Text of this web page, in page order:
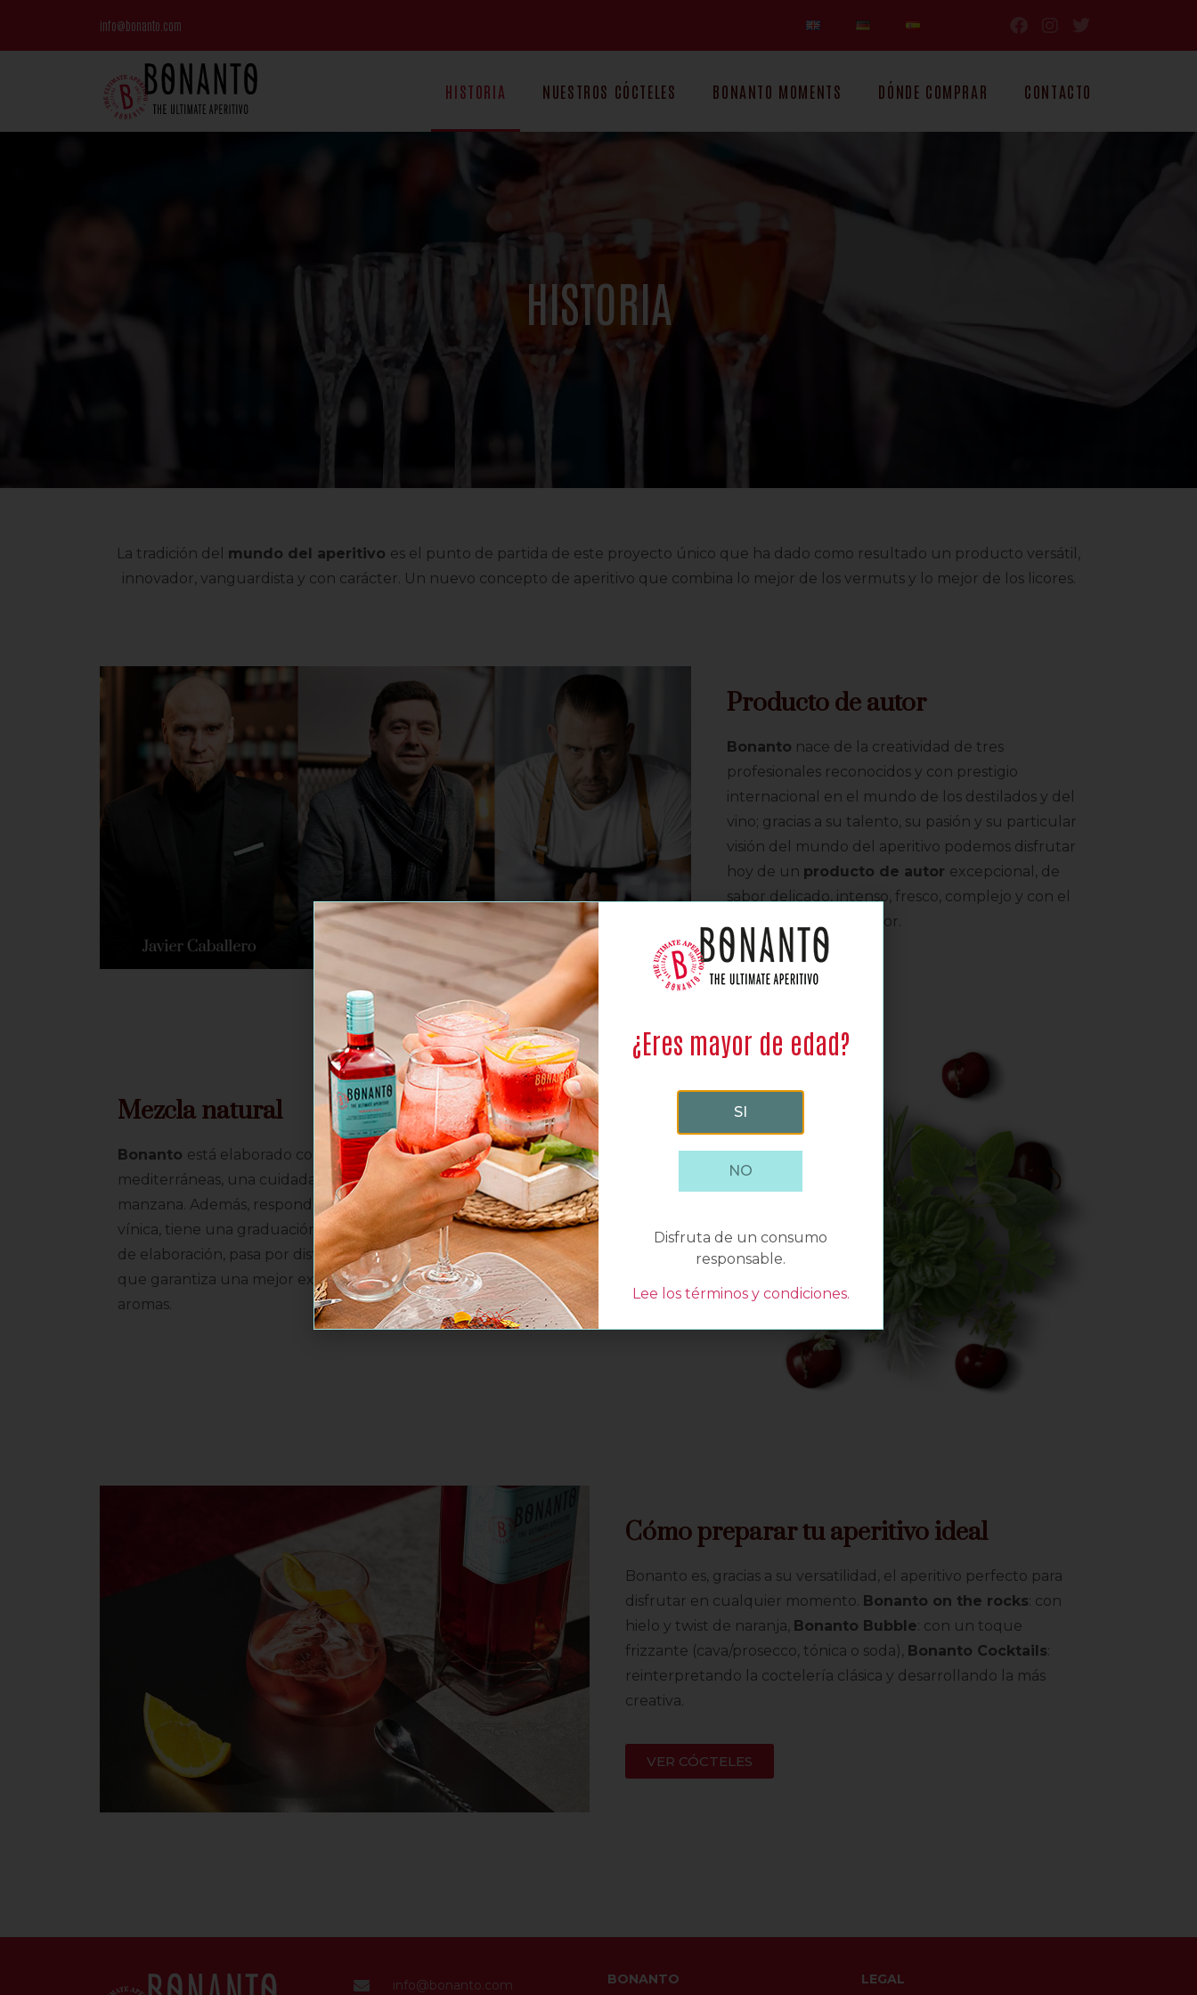
info@bonanto.com
HISTORIA NUESTROS CÓCTELES BONANTO MOMENTS DÓNDE COMPRAR CONTACTO
HISTORIA
La tradición del mundo del aperitivo es el punto de partida de este proyecto único que ha dado como resultado un producto versátil,
innovador, vanguardista y con carácter. Un nuevo concepto de aperitivo que combina lo mejor de los vermuts y lo mejor de los licores.
Producto de autor
Bonanto nace de la creatividad de tres
profesionales reconocidos y con prestigio
internacional en el mundo de los destilados y del
vino; gracias a su talento, su pasión y su particular
visión del mundo del aperitivo podemos disfrutar
hoy de un producto de autor excepcional, de
sabor delicado, intenso, fresco, complejo y con el
punto justo de amargor.
Mezcla natural
Bonanto está elaborado con más de 30 botánicos, plantas aromáticas
mediterráneas, una cuidada selección de cítricos y el destilado de cereza y
manzana. Además, responde a un nuevo concepto de aperitivo con base
vínica, tiene una graduación de 22º y es bajo en azúcar. Durante su proceso
de elaboración, pasa por distintas maceraciones a temperatura ambiente lo
que garantiza una mejor extracción y preservación del frescor y de sus
aromas.
Cómo preparar tu aperitivo ideal
Bonanto es, gracias a su versatilidad, el aperitivo perfecto para
disfrutar en cualquier momento. Bonanto on the rocks: con
hielo y twist de naranja, Bonanto Bubble: con un toque
frizzante (cava/prosecco, tónica o soda), Bonanto Cocktails:
reinterpretando la coctelería clásica y desarrollando la más
creativa.
VER CÓCTELES
info@bonanto.com BONANTO LEGAL
¿Eres mayor de edad?
SI
NO
Disfruta de un consumo
responsable.
Lee los términos y condiciones.